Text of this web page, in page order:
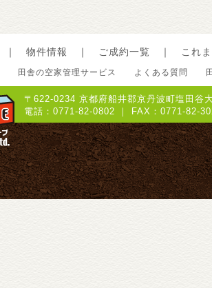
｜ 物件情報 ｜ ご成約一覧 ｜ これ
田舎の空家管理サービス よくある質問
〒622-0234 京都府船井郡京丹波町塩田谷
電話：0771-82-0802 ｜ FAX：0771-82-